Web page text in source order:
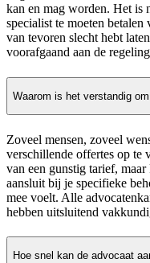
kan en mag worden. Het is
specialist te moeten
van tevoren slecht hebt
voorafgaand aan de
Waarom is het verstandig
Zoveel mensen, zoveel
verschillende offertes op te
van een gunstig tarief,
aansluit bij je specifieke
mee voelt. Alle
hebben uitsluitend
Hoe snel kan de advocaat